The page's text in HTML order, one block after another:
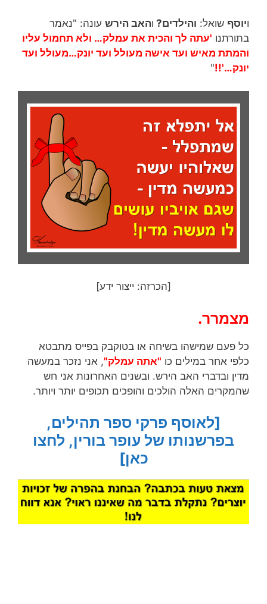
ויוסף שואל: והילדים? והאב הירש עונה: "נאמר
בתורתנו 'עתה לך והכית את עמלק… ולא תחמול עליו
והמתת מאיש ועד אישה מעולל ועד יונק…מעולל ועד
יונק…'!!"
[הכרזה: ייצור ידע]
מצמרר.
כל פעם שמישהו בשיחה או בטוקבק בפייס מתבטא
כלפי אחר במילים כו "אתה עמלק", אני נזכר במעשה
מדין ובדברי האב הירש. ובשנים האחרונות אני חש
שהמקרים האלה הולכים והופכים תכופים יותר ויותר.
[לאוסף פרקי ספר תהילים,
בפרשנותו של עופר בורין, לחצו
כאן]